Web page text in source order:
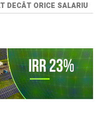
DECÂT ORICE SALARIU